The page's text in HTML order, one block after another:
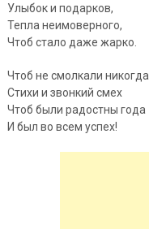
Улыбок и подарков,
Тепла неимоверного,
Чтоб стало даже жарко.
Чтоб не смолкали никогда
Стихи и звонкий смех
Чтоб были радостны года
И был во всем успех!